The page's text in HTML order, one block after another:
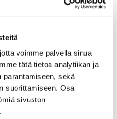
voimme palvella sinua
tätä tietoa analytiikan ja
parantamiseen, sekä
suorittamiseen. Osa
sivuston
on avoinna